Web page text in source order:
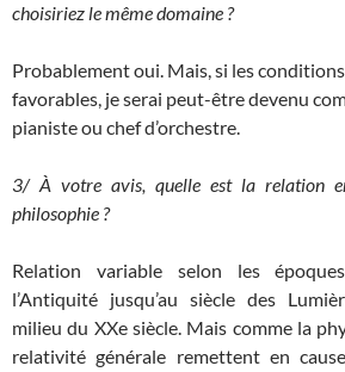
choisiriez le même domaine ?
Probablement oui. Mais, si les
favorables, je serai peut-être devenu
pianiste ou chef d’orchestre.
3/ À votre avis, quelle est la relation
philosophie ?
Relation variable selon les
l’Antiquité jusqu’au siècle des
milieu du XXe siècle. Mais comme la
relativité générale remettent en